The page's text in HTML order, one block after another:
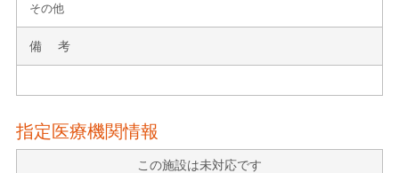
その他
備 考
指定医療機関情報
この施設は未対応です